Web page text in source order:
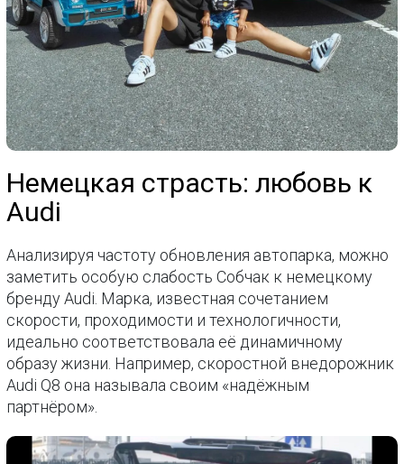
Немецкая страсть: любовь к
Audi
Анализируя частоту обновления автопарка, можно
заметить особую слабость Собчак к немецкому
бренду Audi. Марка, известная сочетанием
скорости, проходимости и технологичности,
идеально соответствовала её динамичному
образу жизни. Например, скоростной внедорожник
Audi Q8 она называла своим «надёжным
партнёром».